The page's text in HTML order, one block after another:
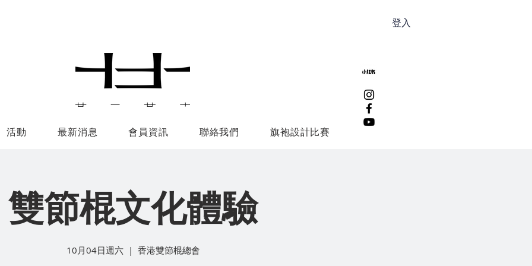
登入
活動 最新消息 會員資訊 聯絡我們 旗袍設計比賽
雙節棍文化體驗
10月04日週六
  |
香港雙節棍總會